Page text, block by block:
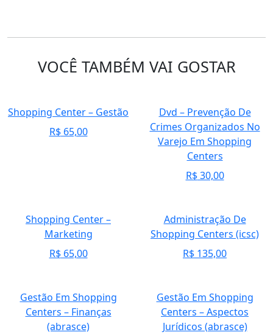
VOCÊ TAMBÉM VAI GOSTAR
Shopping Center – Gestão
R$65,00
Dvd – Prevenção De
Crimes Organizados No
Varejo Em Shopping
Centers
R$30,00
Shopping Center –
Marketing
R$65,00
Administração De
Shopping Centers (icsc)
R$ 135,00
Gestão Em Shopping
Centers – Finanças
(abrasce)
Gestão Em Shopping
Centers – Aspectos
Jurídicos (abrasce)